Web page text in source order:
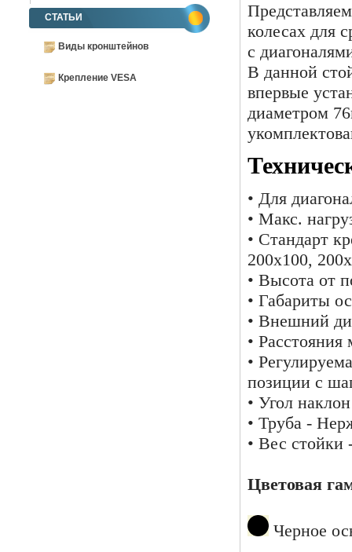
СТАТЬИ
Виды кронштейнов
Крепление VESA
колесах для
с
В данной
впервые
диаметром
• Для
• Макс.
• Стандарт
200х100,
• Высота от
• Габариты
• Внешний
•
•
позиции с
• Угол
• Труба -
• Вес стойки
Цветовая
Черное